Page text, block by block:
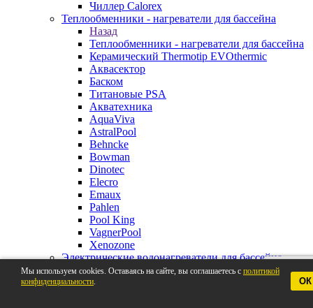
Чиллер Calorex
Теплообменники - нагреватели для бассейна
Назад
Теплообменники - нагреватели для бассейна
Керамический Thermotip EVOthermic
Аквасектор
Баском
Титановые PSA
Акватехника
AquaViva
AstralPool
Behncke
Bowman
Dinotec
Elecro
Emaux
Pahlen
Pool King
VagnerPool
Xenozone
Электрические водонагреватели для бассейна
Назад
Электрические водонагреватели для
Мы используем cookies. Оставаясь на сайте, вы соглашаетесь с политикой
конфиденциальности. ОК